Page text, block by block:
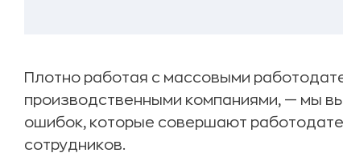
Плотно работая с массовыми
производственными компаниями, — мы
ошибок, которые совершают
сотрудников.